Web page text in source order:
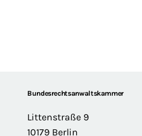
FooterBundesrechtsanwaltskammer
Littenstraße 9
10179 Berlin